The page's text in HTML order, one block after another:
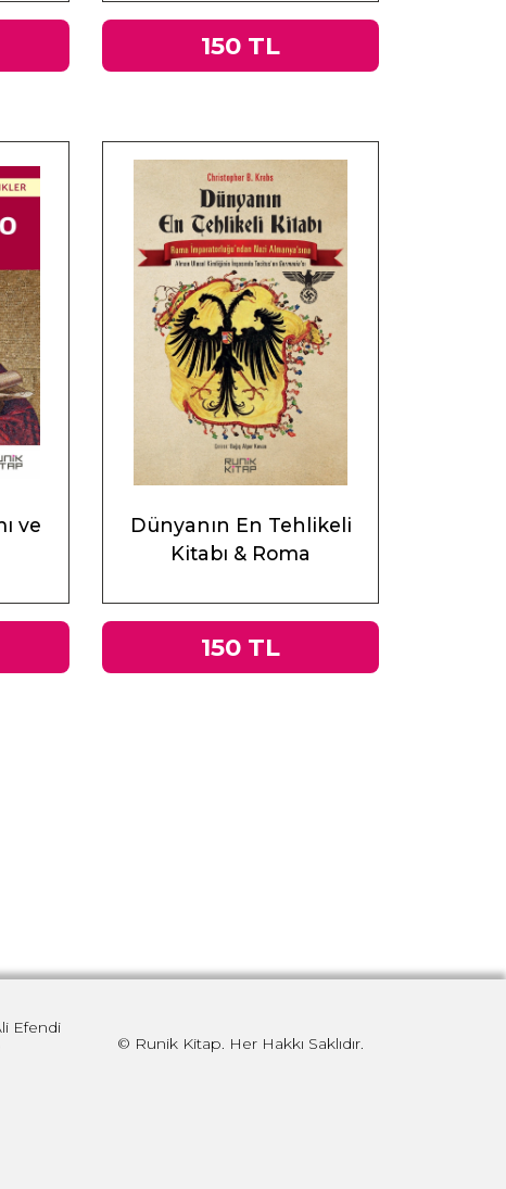
150 TL
ve
Dünyanın En Tehlikeli
Kitabı & Roma
Almanyası’na Tacitus’un
Germania’sı
150 TL
Efendi
© Runik Kitap. Her Hakkı Saklıdır.